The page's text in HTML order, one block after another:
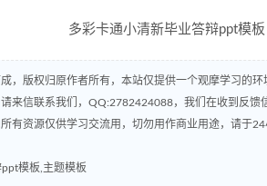
，版权归原作者所有，本站仅提供一个观摩学习的环
来信联系我们，QQ:2782424088，我们在收到反馈
有资源仅供学习交流用，切勿用作商业用途，请于
模板,主题模板